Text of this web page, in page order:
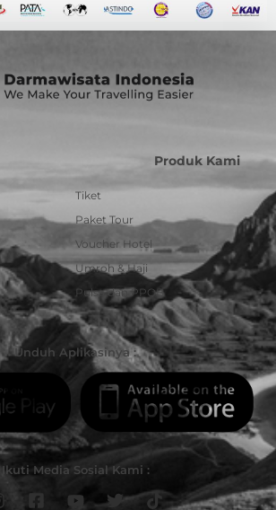
Produk Kami
Tiket
Paket Tour
Voucher Hotel
Umroh & Haji
Pulsa dan PPOB
Unduh Aplikasinya :
Ikuti Media Sosial Kami :